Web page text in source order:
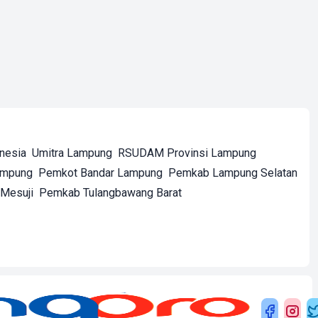
Umitra Lampung RSUDAM Provinsi Lampung
Pemkot Bandar Lampung Pemkab Lampung Selatan
Pemkab Tulangbawang Barat